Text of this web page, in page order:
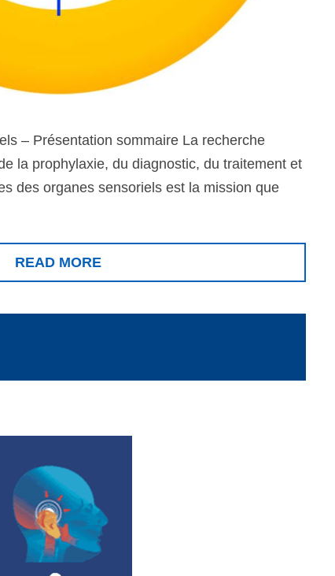
– Présentation sommaire La recherche
la prophylaxie, du diagnostic, du traitement et
des organes sensoriels est la mission que
READ MORE